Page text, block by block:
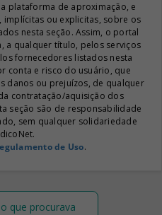
plataforma de aproximação, e
ou explicitas, sobre os
nesta seção. Assim, o portal
a qualquer título, pelos serviços
fornecedores listados nesta
conta e risco do usuário, que
danos ou prejuízos, de qualquer
contratação/aquisição dos
seção são de responsabilidade
sem qualquer solidariedade
de Uso.
que procurava